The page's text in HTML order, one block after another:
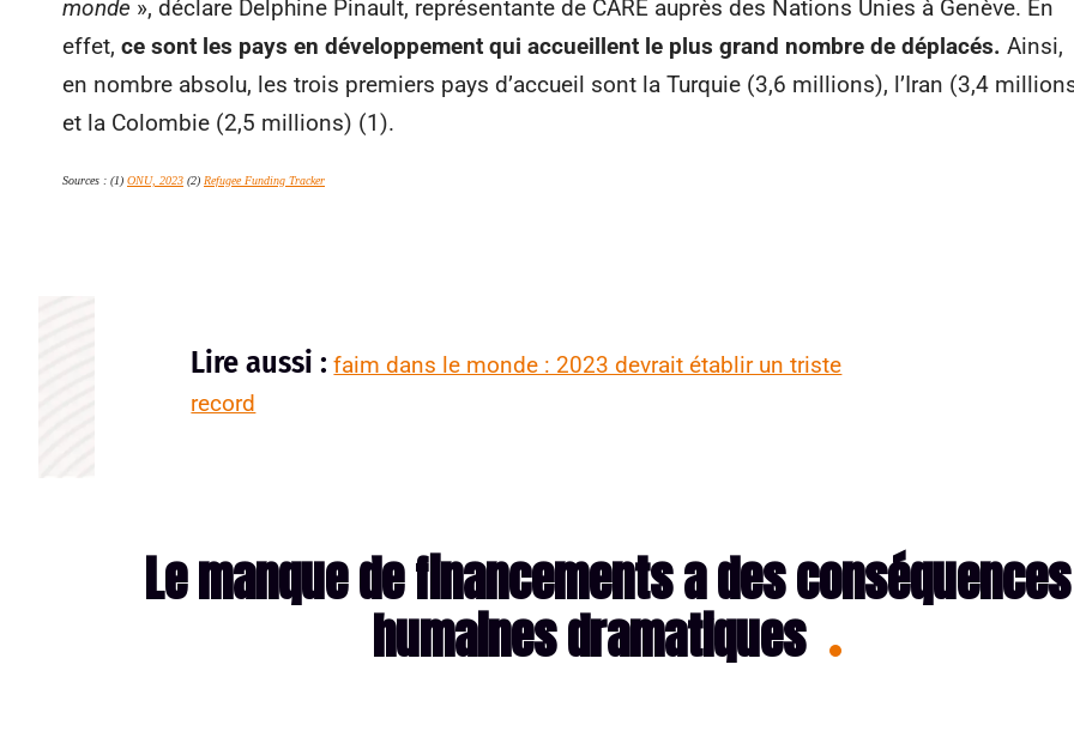
monde », déclare Delphine Pinault, représentante de CARE auprès des Nations Unies à Genève. En
effet, ce sont les pays en développement qui accueillent le plus grand nombre de déplacés. Ainsi,
en nombre absolu, les trois premiers pays d’accueil sont la Turquie (3,6 millions), l’Iran (3,4
et la Colombie (2,5 millions) (1).
Sources : (1) ONU, 2023 (2) Refugee Funding Tracker
Lire aussi : faim dans le monde : 2023 devrait établir un triste
record
Le manque de financements a des conséquences
humaines dramatiques